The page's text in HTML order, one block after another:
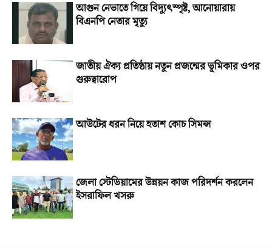
আগুন নেভাতে গিয়ে বিদ্যুৎস্পৃষ্ট, আনোয়ারায়
বিএনপি নেতার মৃত্যু
জাতীয় ঐক্য প্রতিষ্ঠায় নতুন প্রজন্মের ভূমিকার ওপর
গুরুত্বারোপ
আউটের ধরন নিয়ে হতাশ কোচ সিমন্স
জেলা স্টেডিয়ামের উন্নয়ন কাজ পরিদর্শন করলেন
ইসরাফিল খসরু